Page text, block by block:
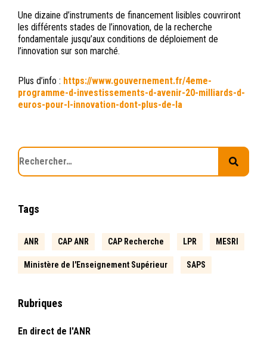
Une dizaine d’instruments de financement lisibles couvriront
les différents stades de l’innovation, de la recherche
fondamentale jusqu’aux conditions de déploiement de
l’innovation sur son marché.
Plus d’info : https://www.gouvernement.fr/4eme-
programme-d-investissements-d-avenir-20-milliards-d-
euros-pour-l-innovation-dont-plus-de-la
Tags
ANR CAP ANR CAP Recherche LPR MESRI
Ministère de l'Enseignement Supérieur SAPS
Rubriques
En direct de l'ANR